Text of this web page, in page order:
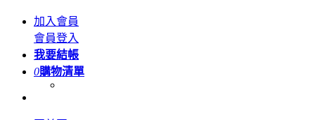
加入會員
會員登入
我要結帳
0購物清單